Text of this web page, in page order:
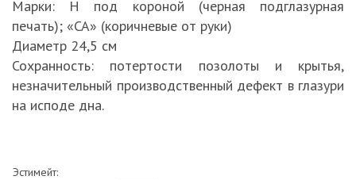
Марки: Н под короной (черная подглазурная
печать); «СА» (коричневые от руки)
Диаметр 24,5 см
Сохранность: потертости позолоты и крытья,
незначительный производственный дефект в глазури
на исподе дна.
Эстимейт: